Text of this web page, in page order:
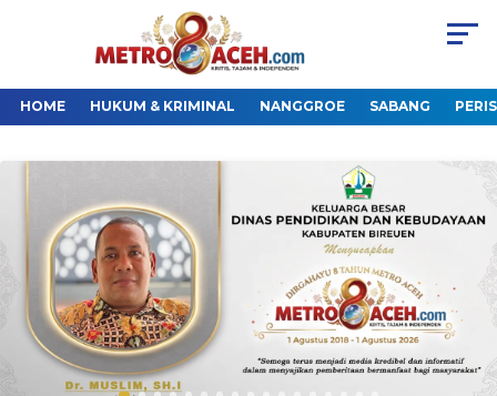
HOME HUKUM & KRIMINAL NANGGROE SABANG